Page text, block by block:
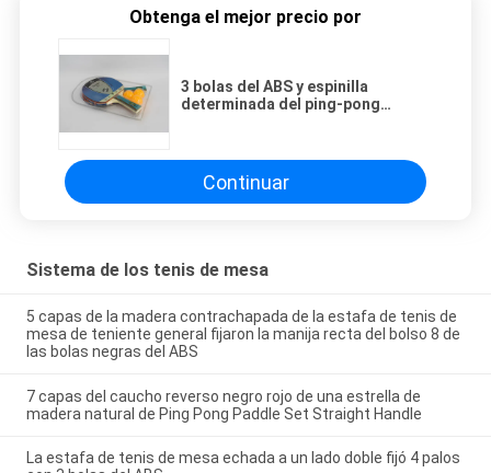
Obtenga el mejor precio por
3 bolas del ABS y espinilla
determinada del ping-pong
Continuar
Sistema de los tenis de mesa
5 capas de la madera contrachapada de la estafa de tenis de
mesa de teniente general fijaron la manija recta del bolso 8 de
las bolas negras del ABS
7 capas del caucho reverso negro rojo de una estrella de
madera natural de Ping Pong Paddle Set Straight Handle
La estafa de tenis de mesa echada a un lado doble fijó 4 palos